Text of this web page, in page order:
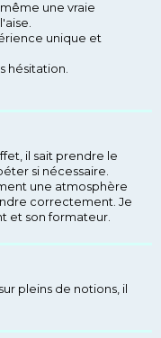
une vraie
unique et
hésitation.
il sait prendre le
si nécessaire.
une atmosphère
correctement. Je
et son formateur.
pleins de notions, il